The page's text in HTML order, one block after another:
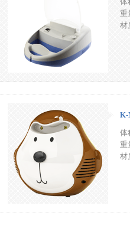
重
材
K-
体
重
材